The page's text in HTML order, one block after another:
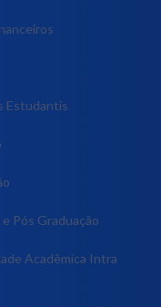
Estudantis
Pós Graduação
Acadêmica Intra